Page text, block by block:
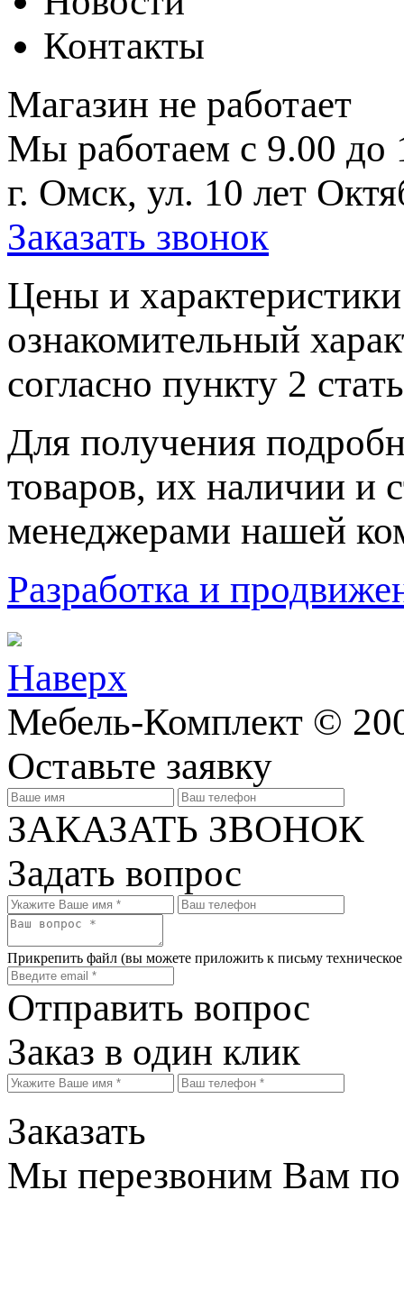
Контакты
Магазин не работает
Мы работаем с 9.00 до
г. Омск, ул. 10 лет
Заказать звонок
Цeны и
ознакомительный
согласно пункту 2
Для пoлучения
товaров, их нaличии и
менеджерами нашей
Разработка и
Наверх
Мебель-Комплект ©
Оставьте заявку
ЗАКАЗАТЬ ЗВОНОК
Задать вопрос
Прикрепить файл (вы можете приложить к письму
Отправить вопрос
Заказ в один клик
Заказать
Мы перезвоним Вам по